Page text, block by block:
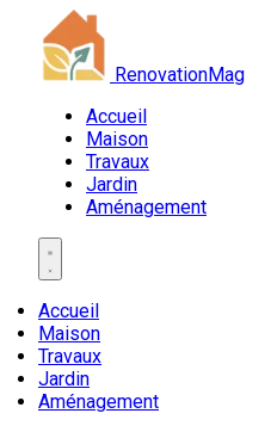
RenovationMag
Accueil
Maison
Travaux
Jardin
Aménagement
Accueil
Maison
Travaux
Jardin
Aménagement